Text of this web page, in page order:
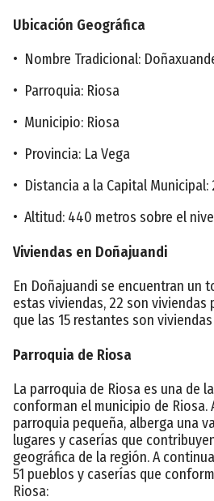
Ubicación Geográfica
• Nombre Tradicional:
• Parroquia: Riosa
• Municipio: Riosa
• Provincia: La Vega
• Distancia a la Capital
• Altitud: 440 metros sobre el
Viviendas en Doñajuandi
En Doñajuandi se encuentran un
estas viviendas, 22 son viviendas
que las 15 restantes son
Parroquia de Riosa
La parroquia de Riosa es una de
conforman el municipio de Riosa.
parroquia pequeña, alberga una
lugares y caserías que
geográfica de la región. A
51 pueblos y caserías que
Riosa: